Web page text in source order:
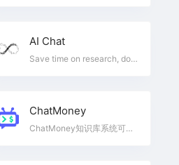
AI Chat
Save time on research, documents management, and content generation. AI Chat includes Gemini, ChatGPT, Claude, Grok & more - without switching apps.
ChatMoney
ChatMoney知识库系统可以进行机器人角色设定、知识库训练、 发布/分享机器人，同时还带有AI智能对话， 无限场景AI创作等强大功能， 支持ChatGPT、ChatGLM、文心一言、讯飞星火及本地大模型，并且拥有多种第三方渠道对接能力。适用于AI教培，个人学习，个人创作，个人文档整理，企业 智能客服、企业智能文档、专家顾问助理 等多种个人及企业商业场景，具有较大的商业 推广价值！